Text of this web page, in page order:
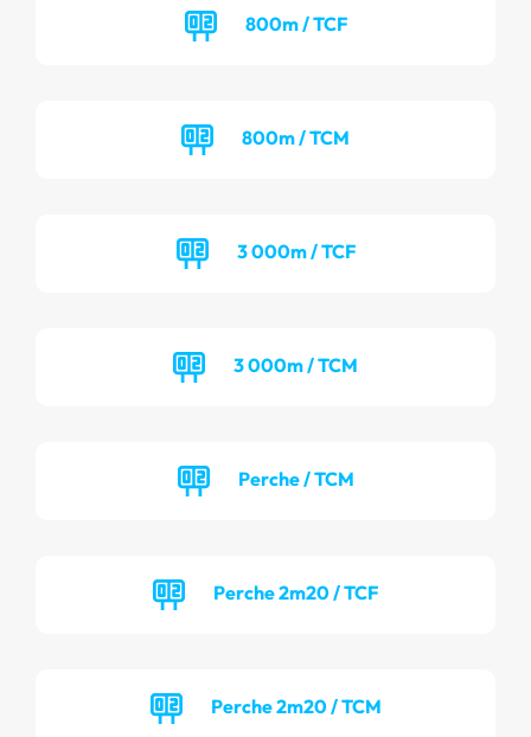
800m / TCF
800m / TCM
3 000m / TCF
3 000m / TCM
Perche / TCM
Perche 2m20 / TCF
Perche 2m20 / TCM